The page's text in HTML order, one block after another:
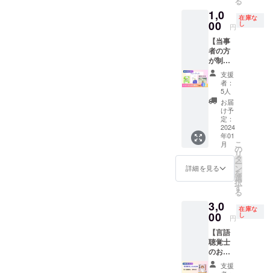
なく当
日質問
して下
さい。
登壇
者 合
田仁
（2023
年9月
号）島
本昌浩
（2023
年11月
号）小
川伸一
（2021
年10月
号）
テー
織で働
く高次
脳機能
障害者
～職場
の理
解・障
害告知
立 同年
勤務し
ていた
調剤薬
局を退
職後
2019年
9月 カ
ンエ薬
局開局
（https:
//allosa
kakigyo
.jp/entr
ne/）
2020年
阪大学
大学院
薬学研
究科博
士課程
修了、
博士
（薬
して働
きなが
ら、
2016年
4月 大
阪大学
大学院
薬学研
究科博
士課程
入学
2018年
3月 カ
ンエ
（薬
剤師支
援）設
ていた
調剤薬
局を退
職後
2019年
9月 カ
ンエ薬
などを
わかり
お伝え
いたし
ます。
荒木雄
一先
生 プ
ロ
フィー
ル 2006
年理学
療法士
免許取
の中核
病院や
施設で
勤務。
理学療
法士と
しては
延べ３
０００
日常生
活での
動きを
獲得し
ている
方がい
ます。
その装
具は一
体どん
な意味
がある
のか、
そして
装具に
よる効
果はど
ど、装
具の基
日常で
の考え
方・使
い方ま
あった
とき」
2023年
を締め
くくる
12月号
は 健常
者には
見えな
い、社
会の盲
点につ
いて書
いてい
ます。
障害者
鉄道割
前の仕
組みだ
と知っ
ていま
した
か？ 自
分にど
1,0
00 円
在庫な
し
【当事
者の方
が制作
した
フォト
ブッ
ク】 高
次脳機
能障害
歴40年
の当事
者の本
です 小
川伸一
著 後遺
症が
しまっ
た時、
回復の
方法は
支援者
も分か
らな
支援
者：
5人
お届
け予
定：
2024
年01
月
詳細を見る
こ
の
リ
タ
ー
ン
を
選
択
す
る
3,0
00 円
在庫な
し
【言語
聴覚士
のお仕
事】
NPO法
支援